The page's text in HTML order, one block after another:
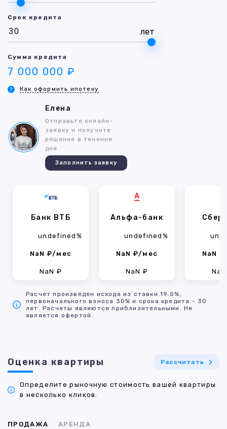
Срок кредита
лет
Сумма кредита
7 000 000 ₽
Как оформить ипотеку
Елена
Отправьте онлайн-
заявку и получите
решение в течение
дня
Заполнить заявку
Банк ВТБ
undefined%
NaN ₽/мес
NaN ₽
Альфа-банк
undefined%
NaN ₽/мес
NaN ₽
NaN
Расчет произведен исходя из ставки 19.5%,
первоначального взноса 30% и срока кредита - 30
лет. Расчеты являются приблизительными. Не
является офертой.
Оценка квартиры Рассчитать
Определите рыночную стоимость вашей квартиры
в несколько кликов.
ПРОДАЖА АРЕНДА